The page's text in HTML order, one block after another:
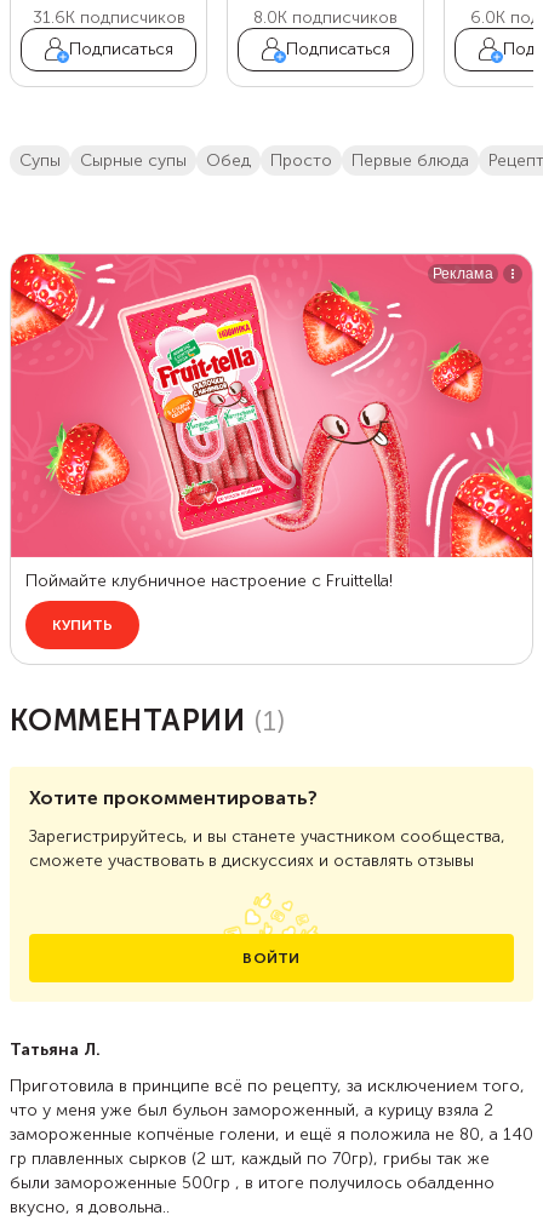
31.6Kподписчиков
Подписаться
8.0K подписчиков
Подписаться
6.0K
супы сырные супы обед просто первые блюда
КОММЕНТАРИИ (1)
Хотите прокомментировать?
Зарегистрируйтесь, и вы станете участником сообщества,
сможете участвовать в дискуссиях и оставлять отзывы
ВОЙТИ
Татьяна Л.
Приготовила в принципе всё по рецепту, за исключением того,
что у меня уже был бульон замороженный, а курицу взяла 2
замороженные копчёные голени, и ещё я положила не 80, а 140
гр плавленных сырков (2 шт, каждый по 70гр), грибы так же
были замороженные 500гр , в итоге получилось обалденно
вкусно, я довольна..